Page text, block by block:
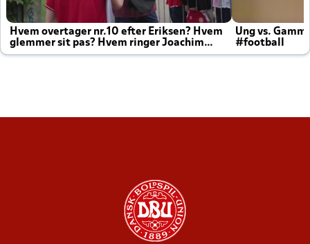
Hvem overtager nr.10 efter Eriksen? Hvem
glemmer sit pas? Hvem ringer Joachim
altid til efter kampe?
Ung vs.
#football